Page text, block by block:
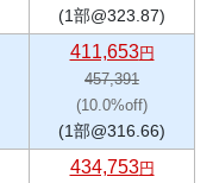
(1部@323.87)
411,653円
457,391
(10.0%off)
(1部@316.66)
434,753円